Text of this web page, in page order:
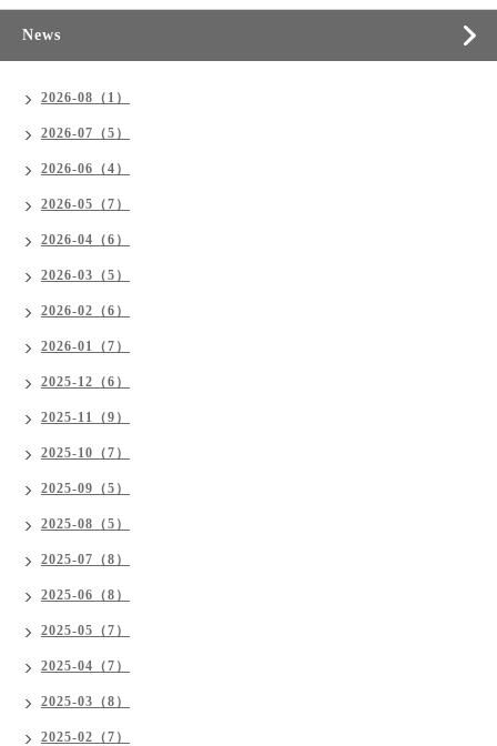
News
2026-08（1）
2026-07（5）
2026-06（4）
2026-05（7）
2026-04（6）
2026-03（5）
2026-02（6）
2026-01（7）
2025-12（6）
2025-11（9）
2025-10（7）
2025-09（5）
2025-08（5）
2025-07（8）
2025-06（8）
2025-05（7）
2025-04（7）
2025-03（8）
2025-02（7）